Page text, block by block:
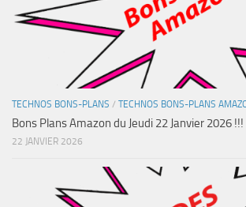
TECHNOS BONS-PLANS / TECHNOS BONS-PLANS
Bons Plans Amazon du Jeudi 22 Janvier 2026 !!!
22 JANVIER 2026